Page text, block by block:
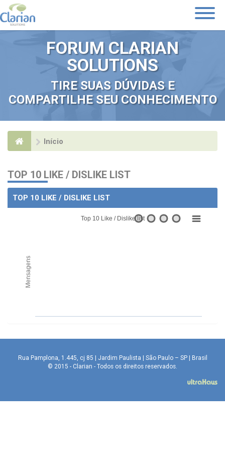
Toggle
FORUM CLARIAN
SOLUTIONS
TIRE SUAS DÚVIDAS E
COMPARTILHE SEU CONHECIMENTO
Início
TOP 10 LIKE / DISLIKE LIST
TOP 10 LIKE / DISLIKE LIST
Mensagens
Top 10 Like / Dislike list
Rua Pamplona, 1.445, cj 85 | Jardim Paulista | São Paulo – SP | Brasil
© 2015 - Clarian - Todos os direitos reservados.